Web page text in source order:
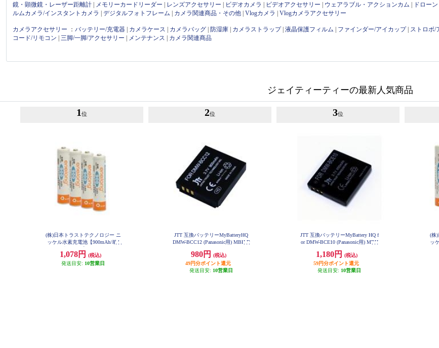
鏡・顕微鏡・レーザー距離計
メモリーカードリーダー レンズアクセサリー ビデオカメラ ビデオアクセサリー ウェアラブル・アクションカム ドローン
ルムカメラ/インスタントカメラ
|デジタルフォトフレーム カメラ関連商品・その他 |Vlogカメラ |Vlogカメラアクセサリー
カメラアクセサリー ：バッテリー/充電器 カメラケース カメラバッグ 防湿庫 カメラストラップ|液晶保護フィルム ファインダー/アイカップ| ストロボ/
コード/リモコン |三脚/一脚/アクセサリー メンテナンス カメラ関連商品
ジェイティーティーの最新人気商品
1 位
(株)日本トラストテクノロジー ニ
ッケル水素充電池【900mAh/単4
1,078円
(税込)
発送目安: 10営業日
2位
JTT 互換バッテリーMyBatteryHQ
DMW-BCC12 (Panasonic用) MBH-D
980円
(税込)
49円分ポイント還元
発送目安: 10営業日
3位
JTT 互換バッテリーMyBattery HQ f
or DMW-BCE10 (Panasonic用) MBH
1,180円
(税込)
59円分ポイント還元
発送目安: 10営業日
(株)
ッ